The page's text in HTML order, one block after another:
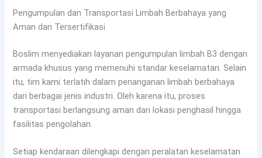
Pengumpulan dan Transportasi Limbah Berbahaya yang
Aman dan Tersertifikasi
Boslim menyediakan layanan pengumpulan limbah B3 dengan
armada khusus yang memenuhi standar keselamatan. Selain
itu, tim kami terlatih dalam penanganan limbah berbahaya
dari berbagai jenis industri. Oleh karena itu, proses
transportasi berlangsung aman dari lokasi penghasil hingga
fasilitas pengolahan.
Setiap kendaraan dilengkapi dengan peralatan keselamatan